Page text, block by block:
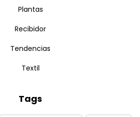
Plantas
Recibidor
Tendencias
Textil
Tags